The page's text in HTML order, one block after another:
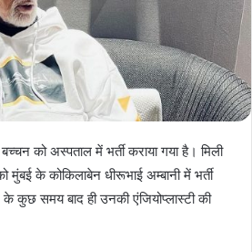
को अस्पताल में भर्ती कराया गया है। मिली
मुंबई के कोकिलाबेन धीरूभाई अम्बानी में भर्ती
कुछ समय बाद ही उनकी एंजियोप्लास्टी की